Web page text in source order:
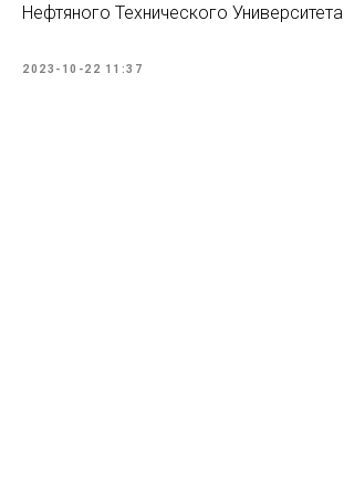
Нефтяного Технического Университета
2023-10-22 11:37